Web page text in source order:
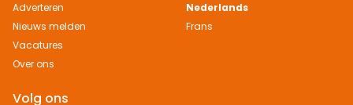
Adverteren
Nieuws melden
Vacatures
Over ons
Nederlands
Frans
Volg ons